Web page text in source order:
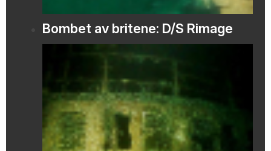
Bombet av britene: D/S Rimage